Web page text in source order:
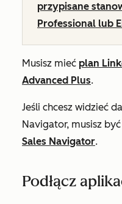
przypisane
Professional lub
Musisz mieć plan
Advanced Plus.
Jeśli chcesz widzieć
Navigator, musisz być
Sales Navigator.
Podłącz